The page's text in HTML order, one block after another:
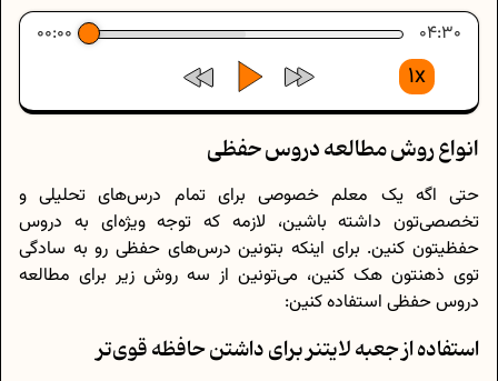
00:00
04:30
1x
انواع روش‌ مطالعه دروس حفظی
حتی اگه یک معلم خصوصی برای تمام درس‌های تحلیلی و
تخصصی‌تون داشته باشین، لازمه که توجه ویژه‌ای به دروس
حفظیتون کنین. برای اینکه بتونین درس‌های حفظی رو به سادگی
توی ذهنتون هک کنین، می‌تونین از سه روش زیر برای مطالعه
دروس حفظی استفاده کنین:
استفاده از جعبه لایتنر برای داشتن حافظه قوی‌تر